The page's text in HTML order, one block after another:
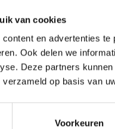
van cookies
en advertenties
Ook delen we
Deze partners
op basis van
Voorkeuren
URL*
volledige URL van de pagina waar
https://www.vub.be/nl/studeren-